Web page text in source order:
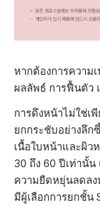
หากต้องการความ
ผลลัพธ์ การฟื้นตัว
การดึงหน้าไม่ใช่เ
ยกกระชับอย่างลึ
เนื้อใบหน้าและผิว
30 ถึง 60 ปีเท่านั้
ความยืดหยุ่นลดล
มีผู้เลือกการยกชั้น